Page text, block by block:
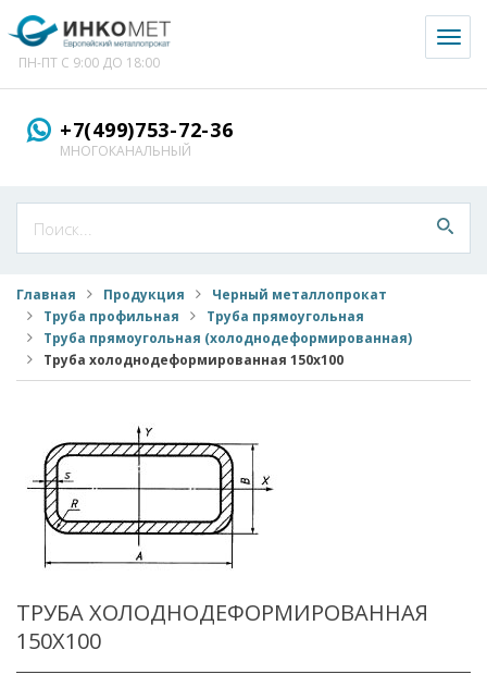
ПН-ПТ С 9:00 ДО 18:00
+7(499)753-72-36
МНОГОКАНАЛЬНЫЙ
Главная Продукция
Черный металлопрокат
Труба профильная
Труба прямоугольная
Труба прямоугольная (холоднодеформированная)
Труба холоднодеформированная 150x100
ТРУБА ХОЛОДНОДЕФОРМИРОВАННАЯ
150X100